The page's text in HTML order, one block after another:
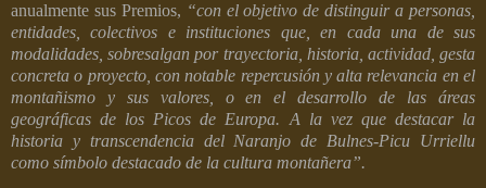
anualmente sus Premios, “con el objetivo de distinguir a personas,
entidades, colectivos e instituciones que, en cada una de sus
modalidades, sobresalgan por trayectoria, historia, actividad, gesta
concreta o proyecto, con notable repercusión y alta relevancia en el
montañismo y sus valores, o en el desarrollo de las áreas
geográficas de los Picos de Europa. A la vez que destacar la
historia y transcendencia del Naranjo de Bulnes-Picu Urriellu
como símbolo destacado de la cultura montañera”.